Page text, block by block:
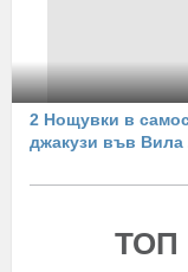
2 Нощувки в
джакузи във Вила
ТОП